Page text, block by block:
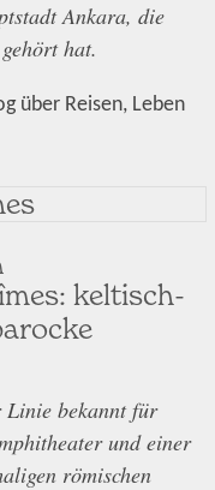
Ankara, die
hat.
über Reisen, Leben
keltisch-
Linie bekannt für
und einer
römischen